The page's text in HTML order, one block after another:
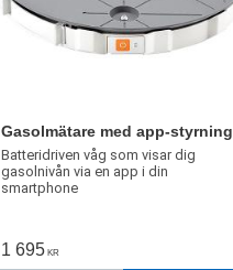
Gasolmätare med app-styrning
Batteridriven våg som visar dig
gasolnivån via en app i din
smartphone
1 695 KR